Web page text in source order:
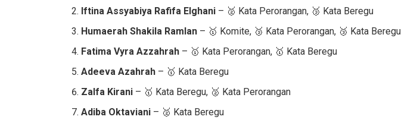
Iftina Assyabiya Rafifa Elghani – 🥈 Kata Perorangan, 🥉 Kata Beregu
Humaerah Shakila Ramlan – 🥇 Komite, 🥉 Kata Perorangan, 🥉 Kata Beregu
Fatima Vyra Azzahrah – 🥇 Kata Perorangan, 🥇 Kata Beregu
Adeeva Azahrah – 🥇 Kata Beregu
Zalfa Kirani – 🥇 Kata Beregu, 🥈 Kata Perorangan
Adiba Oktaviani – 🥈 Kata Beregu